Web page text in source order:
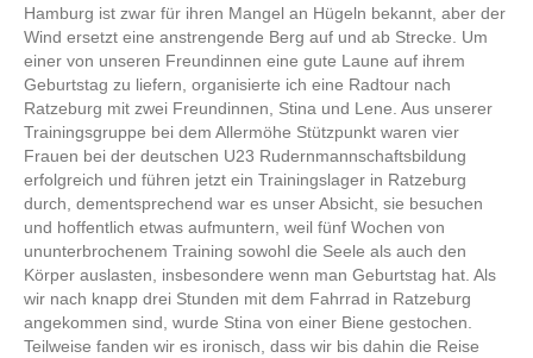
Hamburg ist zwar für ihren Mangel an Hügeln bekannt, aber der
Wind ersetzt eine anstrengende Berg auf und ab Strecke. Um
einer von unseren Freundinnen eine gute Laune auf ihrem
Geburtstag zu liefern, organisierte ich eine Radtour nach
Ratzeburg mit zwei Freundinnen, Stina und Lene. Aus unserer
Trainingsgruppe bei dem Allermöhe Stützpunkt waren vier
Frauen bei der deutschen U23 Rudernmannschaftsbildung
erfolgreich und führen jetzt ein Trainingslager in Ratzeburg
durch, dementsprechend war es unser Absicht, sie besuchen
und hoffentlich etwas aufmuntern, weil fünf Wochen von
ununterbrochenem Training sowohl die Seele als auch den
Körper auslasten, insbesondere wenn man Geburtstag hat. Als
wir nach knapp drei Stunden mit dem Fahrrad in Ratzeburg
angekommen sind, wurde Stina von einer Biene gestochen.
Teilweise fanden wir es ironisch, dass wir bis dahin die Reise